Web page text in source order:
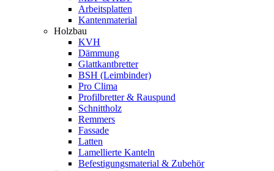
Arbeitsplatten
Kantenmaterial
Holzbau
KVH
Dämmung
Glattkantbretter
BSH (Leimbinder)
Pro Clima
Profilbretter & Rauspund
Schnittholz
Remmers
Fassade
Latten
Lamellierte Kanteln
Befestigungsmaterial & Zubehör